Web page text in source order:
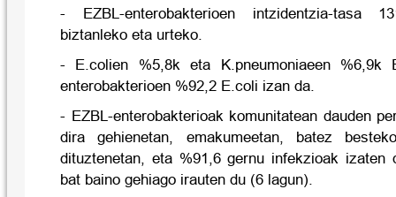
- EZBL-enterobakterioen intzidentzia-tasa
biztanleko eta urteko.
- E.colien %5,8k eta K.pneumoniaeen %6,9k
enterobakterioen %92,2 E.coli izan da.
- EZBL-enterobakterioak komunitatean dauden
dira gehienetan, emakumeetan, batez
dituztenetan, eta %91,6 gernu infekzioak izaten
bat baino gehiago irauten du (6 lagun).